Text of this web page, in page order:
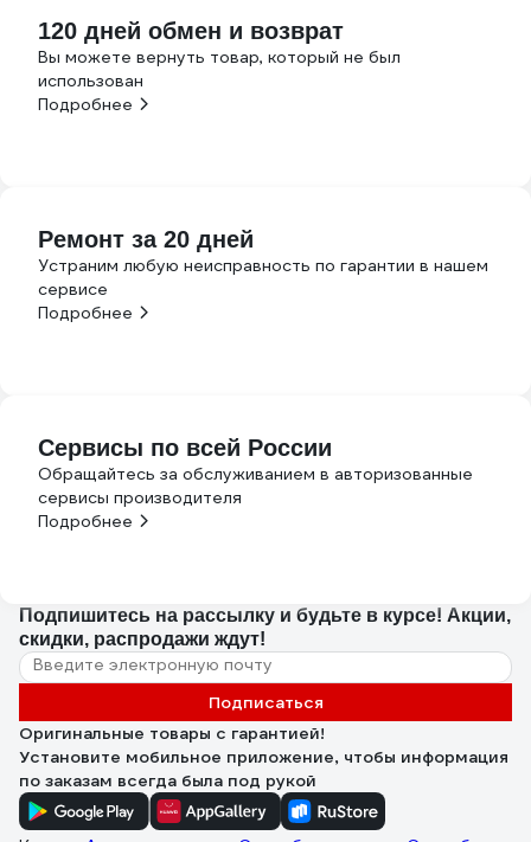
120 дней обмен и возврат
Вы можете вернуть товар, который не был
использован
Подробнее
Ремонт за 20 дней
Устраним любую неисправность по гарантии в нашем
сервисе
Подробнее
Сервисы по всей России
Обращайтесь за обслуживанием в авторизованные
сервисы производителя
Подробнее
Подпишитесь на рассылку и будьте в курсе! Акции,
скидки, распродажи ждут!
Подписаться
Оригинальные товары с гарантией!
Установите мобильное приложение, чтобы информация
по заказам всегда была под рукой